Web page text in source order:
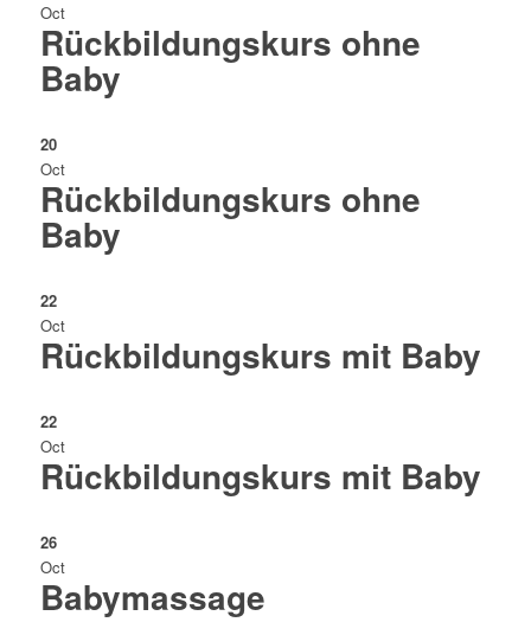
Oct
Rückbildungskurs ohne
Baby
20
Oct
Rückbildungskurs ohne
Baby
22
Oct
Rückbildungskurs mit Baby
22
Oct
Rückbildungskurs mit Baby
26
Oct
Babymassage